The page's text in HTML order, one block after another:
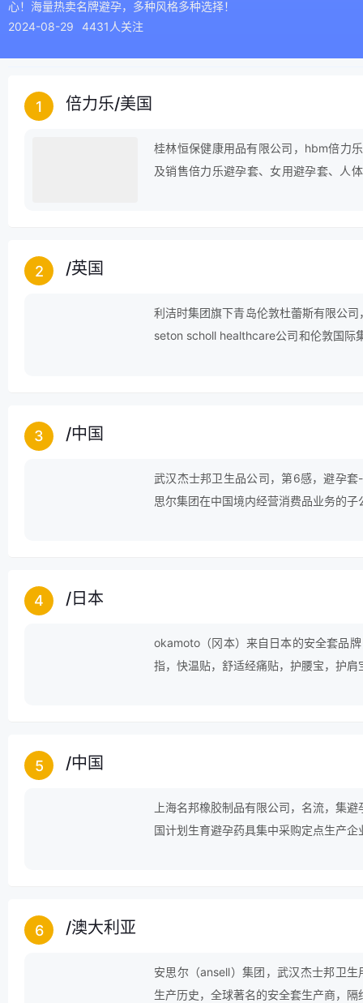
心！海量热卖名牌避孕，多种风格多种选择！
2024-08-29
4431人关注
1 倍力乐/美国
桂林恒保健康用品有限公司，hbm倍力
及销售倍力乐避孕套、女用避孕套、人
2 /英国
利洁时集团旗下青岛伦敦杜蕾斯有限公
seton scholl healthcare公司和伦敦国际
3 /中国
武汉杰士邦卫生品公司，第6感，避孕
思尔集团在中国境内经营消费品业务的
4 / 日本
okamoto（冈本）来自日本的安全套品
指，快温贴，舒适经痛贴，护腰宝，护
5 /中国
上海名邦橡胶制品有限公司，名流，集
国计划生育避孕药具集中采购定点生产
6 /澳大利亚
安思尔（ansell）集团，武汉杰士邦卫
生产历史，全球著名的安全套生产商，